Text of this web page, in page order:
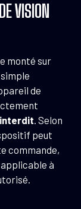
VISION
monté sur
simple
de
. Selon
peut
commande,
à